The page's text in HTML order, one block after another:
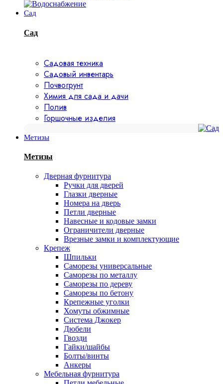
Сад
Сад
Садовая техника
Садовый инвентарь
Почвогрунт
Химия для сада и дачи
Полив
Горшочные изделия
Метизы
Метизы
Дверная фурнитура
Ручки для дверей
Глазки дверные
Номера на дверь
Петли дверные
Навесные и кодовые замки
Ограничители дверные
Врезные замки и комплектующие
Крепеж
Шпильки
Саморезы универсальные
Саморезы по металлу
Саморезы по дереву
Саморезы по бетону
Крепежные уголки
Хомуты обжимные
Система Джокер
Дюбели
Гвозди
Гайки/шайбы
Болты/винты
Анкеры
Мебельная фурнитура